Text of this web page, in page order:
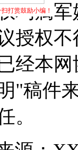
打赏鼓励小编！
均属
授权
经本
"稿件
。